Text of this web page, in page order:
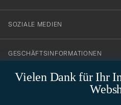
Vielen Dank für Ihr
SOZIALE MEDIEN
GESCHÄFTSINFORMATIONEN